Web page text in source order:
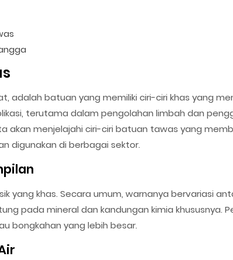
adalah batuan yang memiliki ciri-ciri khas yang
terutama dalam pengolahan limbah dan
akan menjelajahi ciri-ciri batuan tawas yang
digunakan di berbagai sektor.
yang khas. Secara umum, warnanya bervariasi
pada mineral dan kandungan kimia khususnya.
bongkahan yang lebih besar.